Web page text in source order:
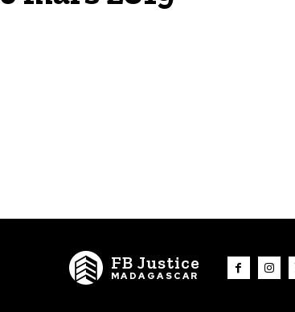
FB Justice
MADAGASCAR